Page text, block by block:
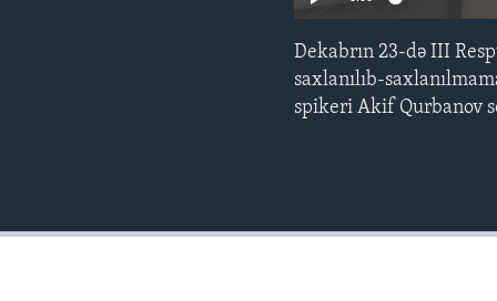
Dekabrın 23-də III
saxlanılıb-
spikeri Akif Qurbanov